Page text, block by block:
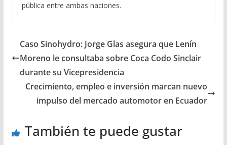
pública entre ambas naciones.
Caso Sinohydro: Jorge Glas asegura que Lenín
Moreno le consultaba sobre Coca Codo Sinclair
durante su Vicepresidencia
Crecimiento, empleo e inversión marcan nuevo
impulso del mercado automotor en Ecuador
También te puede gustar